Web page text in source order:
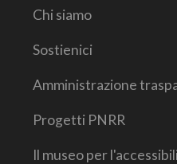
Chi siamo
Sostienici
Amministrazione
Progetti PNRR
Il museo per